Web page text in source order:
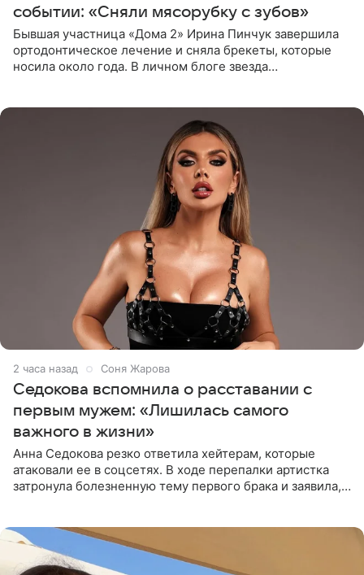
событии: «Сняли мясорубку с зубов»
Бывшая участница «Дома 2» Ирина Пинчук завершила
ортодонтическое лечение и сняла брекеты, которые
носила около года. В личном блоге звезда
2 часа назад Соня Жарова
Седокова вспомнила о расставании с
первым мужем: «Лишилась самого
важного в жизни»
Анна Седокова резко ответила хейтерам, которые
атаковали ее в соцсетях. В ходе перепалки артистка
затронула болезненную тему первого брака и заявила,